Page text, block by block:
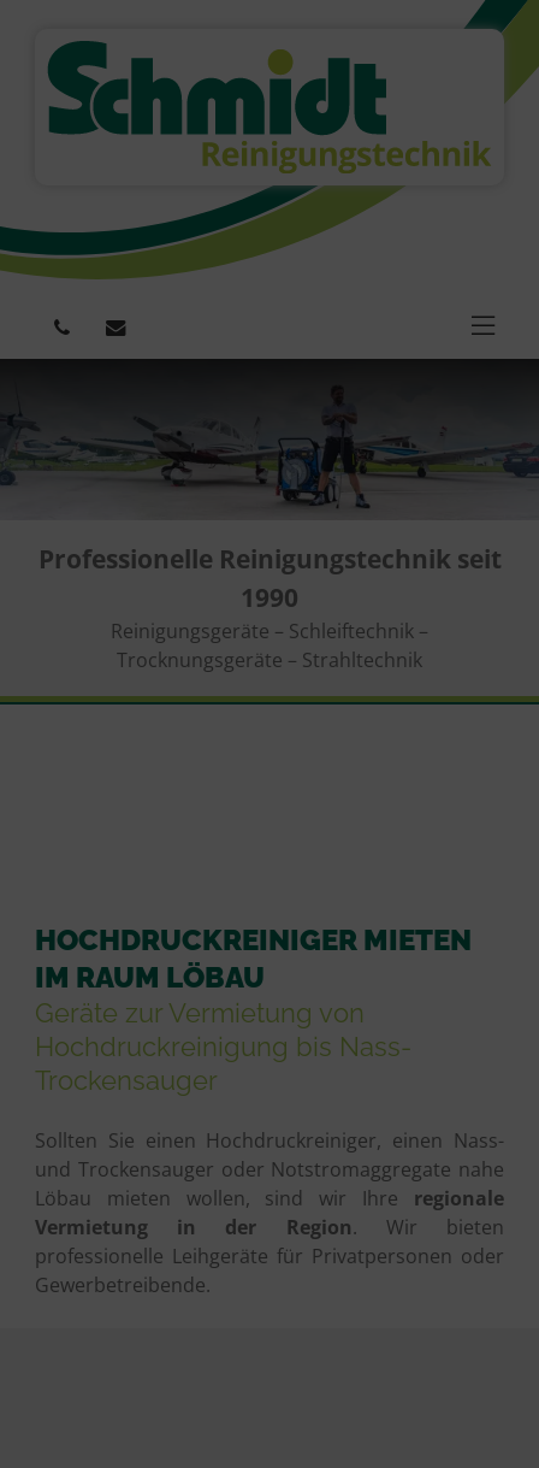
Professionelle Reinigungstechnik seit
1990
Reinigungsgeräte – Schleiftechnik –
Trocknungsgeräte – Strahltechnik
HOCHDRUCKREINIGER MIETEN
IM RAUM LÖBAU
Geräte zur Vermietung von
Hochdruckreinigung bis Nass-
Trockensauger
Sollten Sie einen Hochdruckreiniger, einen Nass-
und Trockensauger oder Notstromaggregate nahe
Löbau mieten wollen, sind wir Ihre regionale
Vermietung in der Region. Wir bieten
professionelle Leihgeräte für Privatpersonen oder
Gewerbetreibende.